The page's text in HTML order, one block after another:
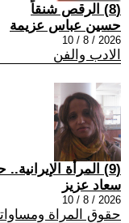
(8) الرقص شنقاً
حسين عباس عزيمة
2026 / 8 / 10
الادب والفن
(9) المرأة الإيرانية.. حين يتحول القهر إلى قوة تغيير
سعاد عزيز
2026 / 8 / 10
حقوق المراة